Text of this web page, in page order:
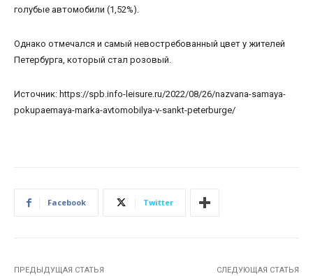
голубые автомобили (1,52%).
Однако отмечался и самый невостребованный цвет у жителей
Петербурга, который стал розовый.
Источник: https://spb.info-leisure.ru/2022/08/26/nazvana-samaya-
pokupaemaya-marka-avtomobilya-v-sankt-peterburge/
Facebook Twitter
ПРЕДЫДУЩАЯ СТАТЬЯ СЛЕДУЮЩАЯ СТАТЬЯ